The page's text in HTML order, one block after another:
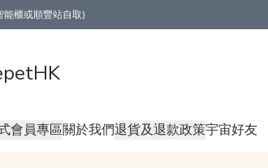
櫃或順豐站自取)
會員專區關於我們退貨及退款政策宇宙好友